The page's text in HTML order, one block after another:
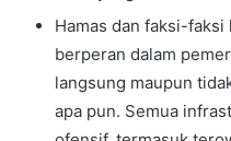
Hamas dan faksi-
berperan dalam
langsung maupun
apa pun. Semua